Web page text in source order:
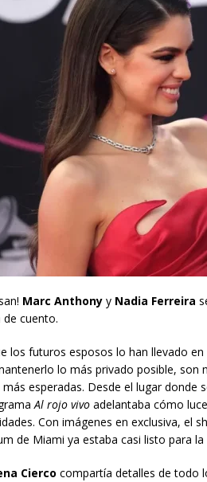
Marc Anthony y Nadia Ferreira
de cuento.
los futuros esposos lo han llevado
lo más privado posible, son
esperadas. Desde el lugar
Al rojo vivo adelantaba cómo
Con imágenes en exclusiva, el
de Miami ya estaba casi listo para
Cierco compartía detalles de todo